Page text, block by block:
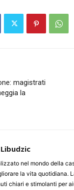
magistrati
la
nel mondo della
la vita quotidiana.
chiari e stimolanti per